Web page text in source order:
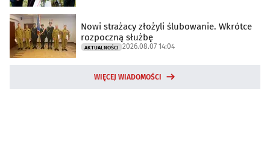
Nowi strażacy złożyli ślubowanie. Wkrótce
rozpoczną służbę
AKTUALNOŚCI 2026.08.07 14:04
WIĘCEJ WIADOMOŚCI